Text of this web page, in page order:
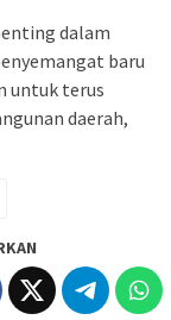
dalam
baru
untuk terus
daerah,